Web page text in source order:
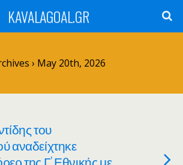
KAVALAGOAL.GR
› May 20th, 2026
του
αναδείχτηκε
της Γ’ Εθνικής με